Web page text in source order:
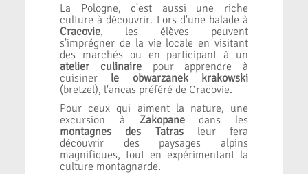
La Pologne, c'est aussi une riche
culture à découvrir. Lors d'une balade à
Cracovie, les élèves peuvent
s'imprégner de la vie locale en visitant
des marchés ou en participant à un
atelier culinairepour apprendre à
cuisiner le obwarzanek krakowski
(bretzel), l'ancas préféré de Cracovie.
Pour ceux qui aiment la nature, une
excursion à Zakopanedans les
montagnes des Tatrasleur fera
découvrir des paysages alpins
magnifiques, tout en expérimentant la
culture montagnarde.